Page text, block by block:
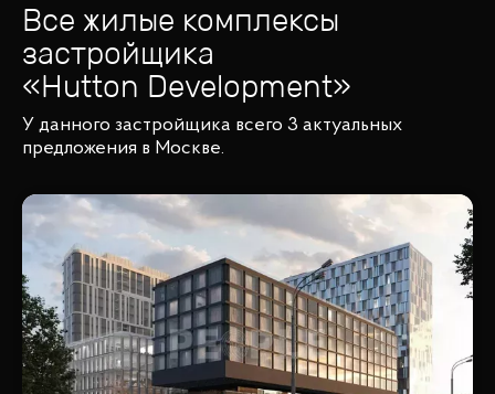
Все жилые комплексы
застройщика
«Hutton Development»
У данного застройщика всего 3 актуальных
предложения в Москве.